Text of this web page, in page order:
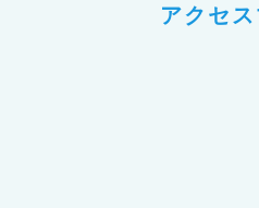
アクセ